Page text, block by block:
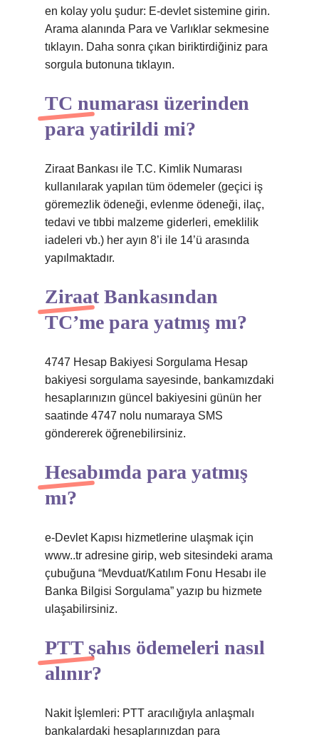
en kolay yolu şudur: E-devlet sistemine girin.
Arama alanında Para ve Varlıklar sekmesine
tıklayın. Daha sonra çıkan biriktirdiğiniz para
sorgula butonuna tıklayın.
TC numarası üzerinden
para yatirildi mi?
Ziraat Bankası ile T.C. Kimlik Numarası
kullanılarak yapılan tüm ödemeler (geçici iş
göremezlik ödeneği, evlenme ödeneği, ilaç,
tedavi ve tıbbi malzeme giderleri, emeklilik
iadeleri vb.) her ayın 8’i ile 14’ü arasında
yapılmaktadır.
Ziraat Bankasından
TC’me para yatmış mı?
4747 Hesap Bakiyesi Sorgulama Hesap
bakiyesi sorgulama sayesinde, bankamızdaki
hesaplarınızın güncel bakiyesini günün her
saatinde 4747 nolu numaraya SMS
göndererek öğrenebilirsiniz.
Hesabımda para yatmış
mı?
e-Devlet Kapısı hizmetlerine ulaşmak için
www..tr adresine girip, web sitesindeki arama
çubuğuna “Mevduat/Katılım Fonu Hesabı ile
Banka Bilgisi Sorgulama” yazıp bu hizmete
ulaşabilirsiniz.
PTT şahıs ödemeleri nasıl
alınır?
Nakit İşlemleri: PTT aracılığıyla anlaşmalı
bankalardaki hesaplarınızdan para